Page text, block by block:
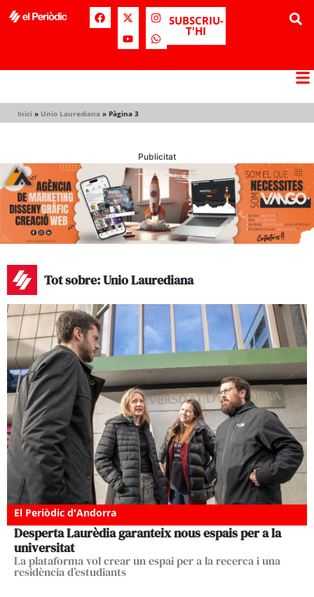
SUBSCRIU-
T'HI
Inici » Unio Laurediana » Pàgina 3
Publicitat
Tot sobre: Unio Laurediana
El Periòdic d'Andorra
Desperta Laurèdia garanteix nous espais per a la
universitat
La plataforma vol crear un espai per a la recerca i una
residència d’estudiants